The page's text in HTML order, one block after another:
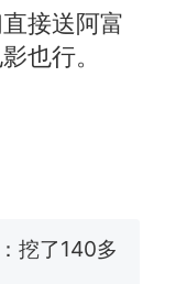
接送阿富
也行。
写了人生
视频来源：